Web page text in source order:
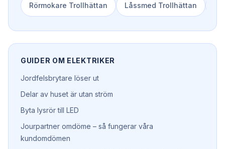
Rörmokare Trollhättan Låssmed Trollhättan
GUIDER OM ELEKTRIKER
Jordfelsbrytare löser ut
Delar av huset är utan ström
Byta lysrör till LED
Jourpartner omdöme – så fungerar våra
kundomdömen